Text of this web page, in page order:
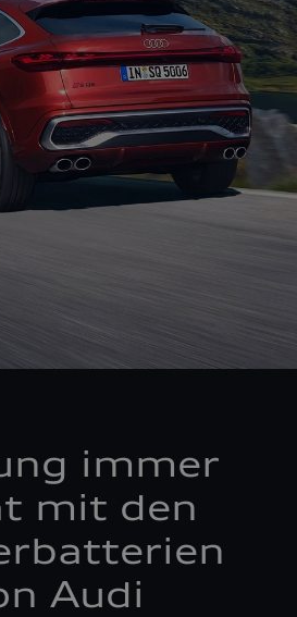
immer
mit den
Audi